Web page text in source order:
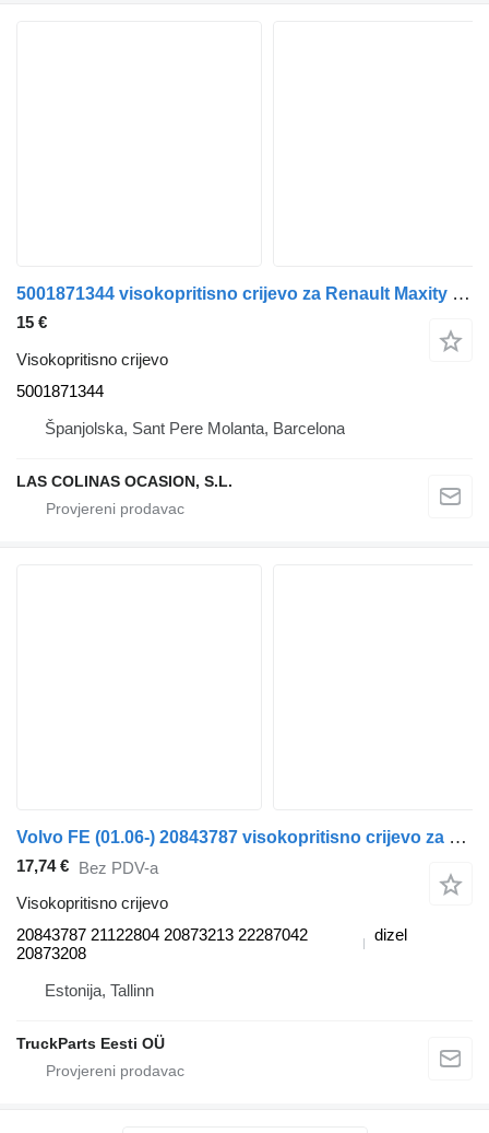
5001871344 visokopritisno crijevo za Renault Maxity kamiona
15 €
Visokopritisno crijevo
5001871344
Španjolska, Sant Pere Molanta, Barcelona
LAS COLINAS OCASION, S.L.
Volvo FE (01.06-) 20843787 visokopritisno crijevo za Volvo FL, FE (2005-2014) kamiona
17,74 € Bez PDV-a
Visokopritisno crijevo
20843787 21122804 20873213 22287042
20873208
dizel
Estonija, Tallinn
TruckParts Eesti OÜ